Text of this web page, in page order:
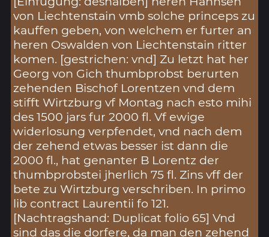
von Liechtenstain vmb solche princeps zu
kauffen geben, von welchem er furter an
heren Oswalden von Liechtenstain ritter
komen. [gestrichen: vnd] Zu letzt hat her
Georg von Gich thumbprobst berurten
zehenden Bischof Lorentzen vnd dem
stifft Wirtzburg vf Montag nach esto mihi
des 1500 jars fur 2000 fl. Vf ewige
widerlosung verpfendet, vnd nach dem
der zehend etwas besser ist dann die
2000 fl., hat genanter B Lorentz der
thumbprobstei jherlich 75 fl. Zins vff der
bete zu Wirtzburg verschriben. In primo
lib contract Laurentii fo 121.
[Nachtragshand: Duplicat folio 65] Vnd
sind das die dorfere, da man den zehend